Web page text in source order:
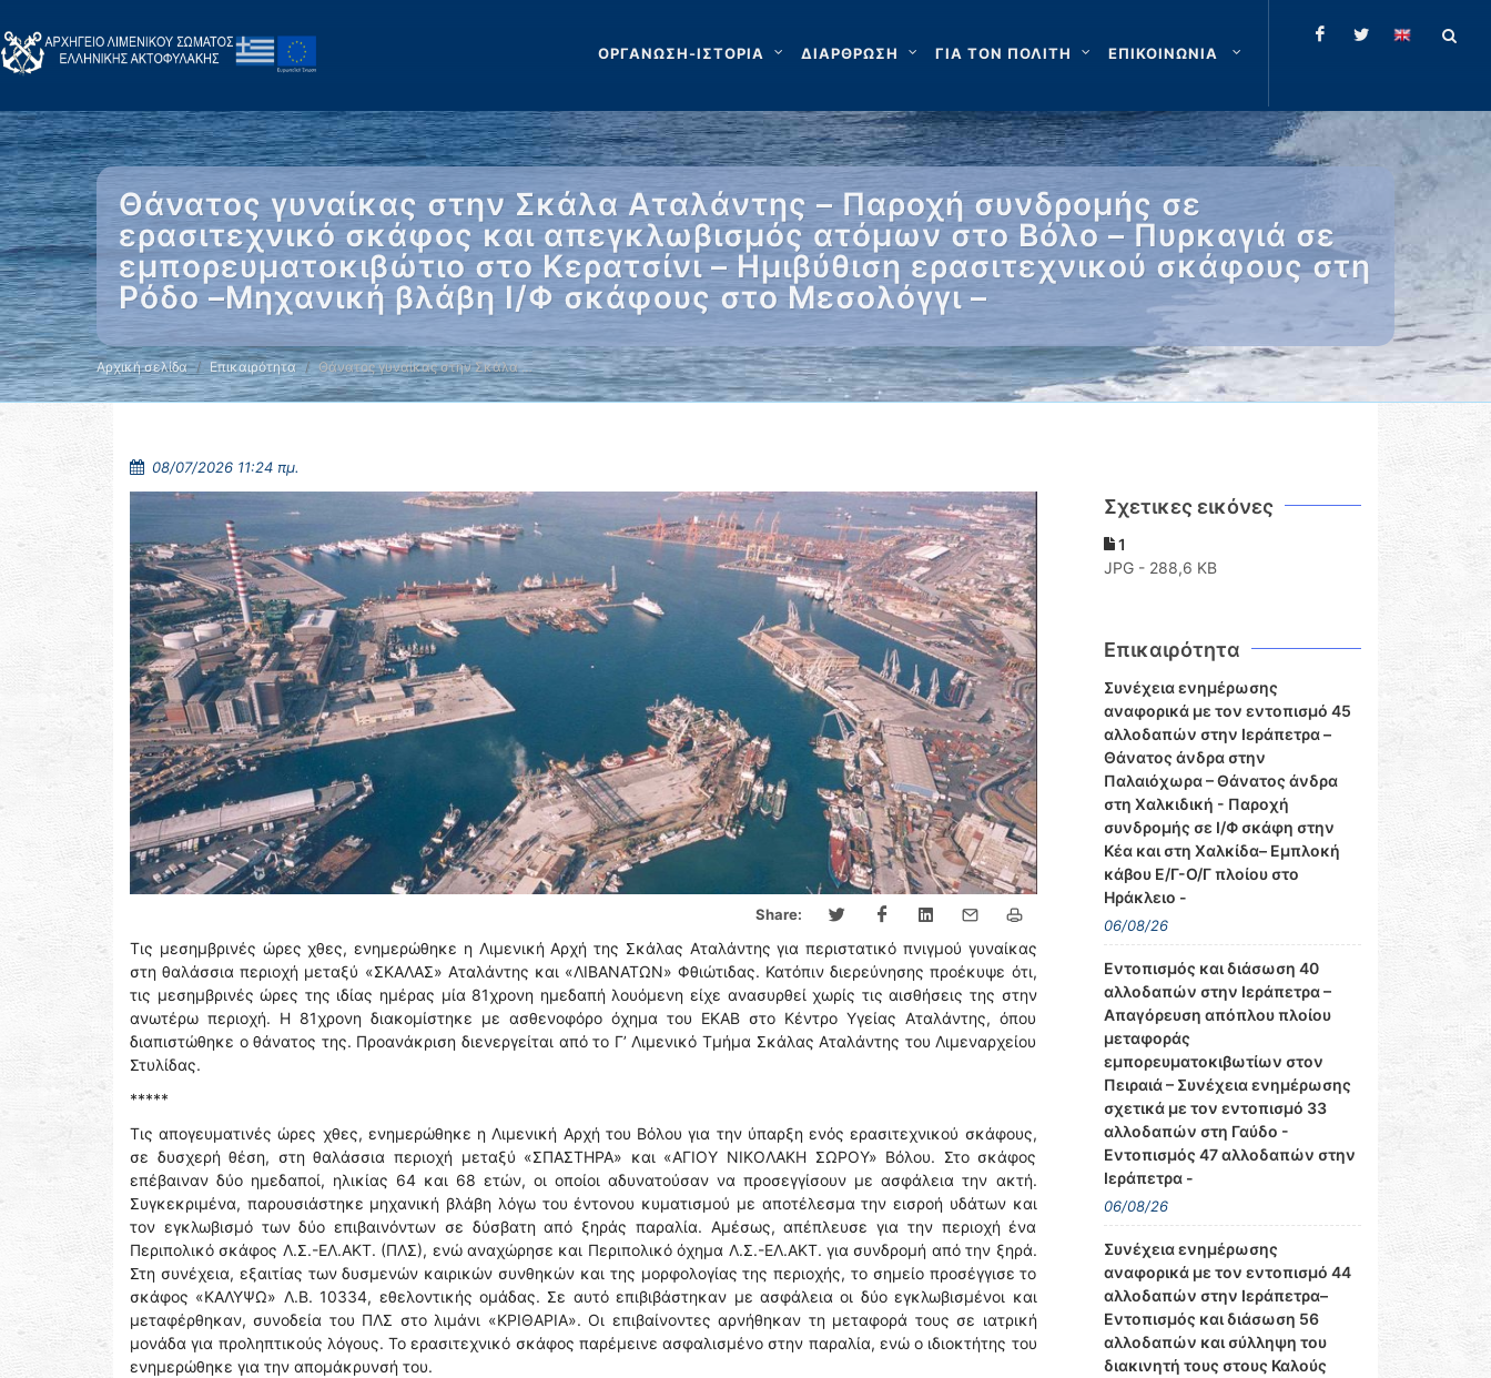
ΟΡΓΑΝΩΣΗ-ΙΣΤΟΡΙΑ ΔΙΑΡΘΡΩΣΗ ΓΙΑ ΤΟΝ ΠΟΛΙΤΗ ΕΠΙΚΟΙΝΩΝΙΑ
Θάνατος γυναίκας στην Σκάλα Αταλάντης – Παροχή συνδρομής σε
ερασιτεχνικό σκάφος και απεγκλωβισμός ατόμων στο Βόλο – Πυρκαγιά σε
εμπορευματοκιβώτιο στο Κερατσίνι – Ημιβύθιση ερασιτεχνικού σκάφους στη
Ρόδο –Μηχανική βλάβη Ι/Φ σκάφους στο Μεσολόγγι –
Αρχική σελίδα Επικαιρότητα Θάνατος γυναίκας στην Σκάλα …
08/07/2026 11:24 πμ.
Share:
Τις μεσημβρινές ώρες χθες, ενημερώθηκε η Λιμενική Αρχή της Σκάλας Αταλάντης για περιστατικό πνιγμού γυναίκας
στη θαλάσσια περιοχή μεταξύ «ΣΚΑΛΑΣ» Αταλάντης και «ΛΙΒΑΝΑΤΩΝ» Φθιώτιδας. Κατόπιν διερεύνησης προέκυψε ότι,
τις μεσημβρινές ώρες της ιδίας ημέρας μία 81χρονη ημεδαπή λουόμενη είχε ανασυρθεί χωρίς τις αισθήσεις της στην
ανωτέρω περιοχή. H 81χρονη διακομίστηκε με ασθενοφόρο όχημα του ΕΚΑΒ στο Κέντρο Υγείας Αταλάντης, όπου
διαπιστώθηκε ο θάνατος της. Προανάκριση διενεργείται από το Γ’ Λιμενικό Τμήμα Σκάλας Αταλάντης του Λιμεναρχείου
Στυλίδας.
*****
Τις απογευματινές ώρες χθες, ενημερώθηκε η Λιμενική Αρχή του Βόλου για την ύπαρξη ενός ερασιτεχνικού σκάφους,
σε δυσχερή θέση, στη θαλάσσια περιοχή μεταξύ «ΣΠΑΣΤΗΡΑ» και «ΑΓΙΟΥ ΝΙΚΟΛΑΚΗ ΣΩΡΟΥ» Βόλου. Στο σκάφος
επέβαιναν δύο ημεδαποί, ηλικίας 64 και 68 ετών, οι οποίοι αδυνατούσαν να προσεγγίσουν με ασφάλεια την ακτή.
Συγκεκριμένα, παρουσιάστηκε μηχανική βλάβη λόγω του έντονου κυματισμού με αποτέλεσμα την εισροή υδάτων και
τον εγκλωβισμό των δύο επιβαινόντων σε δύσβατη από ξηράς παραλία. Αμέσως, απέπλευσε για την περιοχή ένα
Περιπολικό σκάφος Λ.Σ.-ΕΛ.ΑΚΤ. (ΠΛΣ), ενώ αναχώρησε και Περιπολικό όχημα Λ.Σ.-ΕΛ.ΑΚΤ. για συνδρομή από την ξηρά.
Στη συνέχεια, εξαιτίας των δυσμενών καιρικών συνθηκών και της μορφολογίας της περιοχής, το σημείο προσέγγισε το
σκάφος «ΚΑΛΥΨΩ» Λ.Β. 10334, εθελοντικής ομάδας. Σε αυτό επιβιβάστηκαν με ασφάλεια οι δύο εγκλωβισμένοι και
μεταφέρθηκαν, συνοδεία του ΠΛΣ στο λιμάνι «ΚΡΙΘΑΡΙΑ». Οι επιβαίνοντες αρνήθηκαν τη μεταφορά τους σε ιατρική
μονάδα για προληπτικούς λόγους. Το ερασιτεχνικό σκάφος παρέμεινε ασφαλισμένο στην παραλία, ενώ ο ιδιοκτήτης του
ενημερώθηκε για την απομάκρυνσή του.
Σχετικες εικόνες
1
JPG - 288,6 KB
Επικαιρότητα
Συνέχεια ενημέρωσης
αναφορικά με τον εντοπισμό 45
αλλοδαπών στην Ιεράπετρα –
Θάνατος άνδρα στην
Παλαιόχωρα – Θάνατος άνδρα
στη Χαλκιδική - Παροχή
συνδρομής σε Ι/Φ σκάφη στην
Κέα και στη Χαλκίδα– Εμπλοκή
κάβου Ε/Γ-Ο/Γ πλοίου στο
Ηράκλειο -
06/08/26
Εντοπισμός και διάσωση 40
αλλοδαπών στην Ιεράπετρα –
Απαγόρευση απόπλου πλοίου
μεταφοράς
εμπορευματοκιβωτίων στον
Πειραιά – Συνέχεια ενημέρωσης
σχετικά με τον εντοπισμό 33
αλλοδαπών στη Γαύδο -
Εντοπισμός 47 αλλοδαπών στην
Ιεράπετρα -
06/08/26
Συνέχεια ενημέρωσης
αναφορικά με τον εντοπισμό 44
αλλοδαπών στην Ιεράπετρα–
Εντοπισμός και διάσωση 56
αλλοδαπών και σύλληψη του
διακινητή τους στους Καλούς